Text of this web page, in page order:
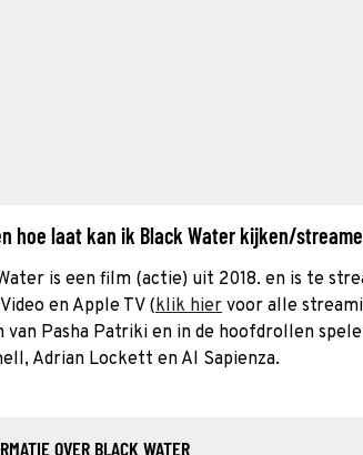
hoe laat kan ik Black Water kijken/
is een film (actie) uit 2018. en is te
en Apple TV (klik hier voor alle
van Pasha Patriki en in de hoofdrollen
Adrian Lockett en Al Sapienza.
OVER BLACK WATER